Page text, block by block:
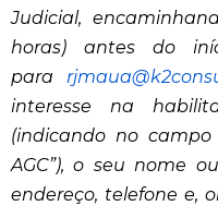
Judicial,
horas) antes do
para
interesse na
(indicando no campo
AGC”), o seu nome
endereço, telefone e,